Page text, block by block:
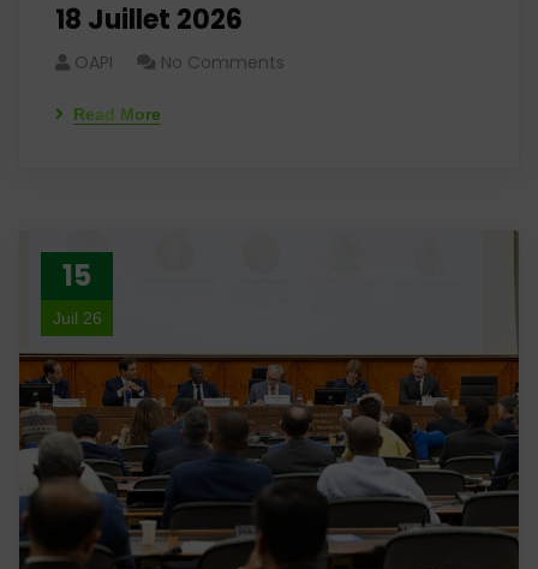
18 Juillet 2026
OAPI No Comments
Read More
15
Juil 26